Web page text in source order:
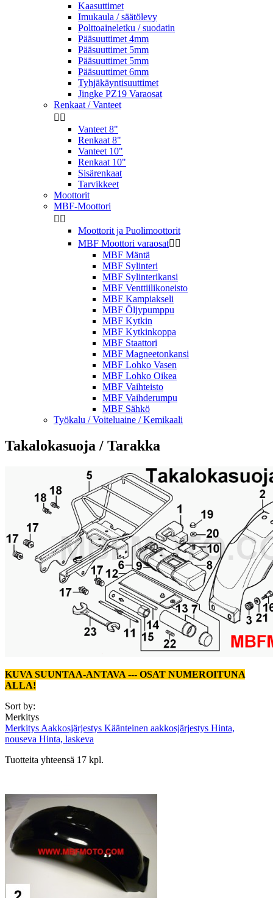
Kaasuttimet
Imukaula / säätölevy
Polttoaineletku / suodatin
Pääsuuttimet 4mm
Pääsuuttimet 5mm
Pääsuuttimet 5mm
Pääsuuttimet 6mm
Tyhjäkäyntisuuttimet
Jingke PZ19 Varaosat
Renkaat / Vanteet
 
Vanteet 8"
Renkaat 8"
Vanteet 10"
Renkaat 10"
Sisärenkaat
Tarvikkeet
Moottorit
MBF-Moottori
 
Moottorit ja Puolimoottorit
MBF Moottori varaosat 
MBF Mäntä
MBF Sylinteri
MBF Sylinterikansi
MBF Venttiilikoneisto
MBF Kampiakseli
MBF Öljypumppu
MBF Kytkin
MBF Kytkinkoppa
MBF Staattori
MBF Magneetonkansi
MBF Lohko Vasen
MBF Lohko Oikea
MBF Vaihteisto
MBF Vaihderumpu
MBF Sähkö
Työkalu / Voiteluaine / Kemikaali
Takalokasuoja / Tarakka
KUVA SUUNTAA-ANTAVA --- OSAT NUMEROITUNA
ALLA!
Sort by:
Merkitys
Merkitys Aakkosjärjestys Käänteinen aakkosjärjestys Hinta,
nouseva Hinta, laskeva
Tuotteita yhteensä 17 kpl.